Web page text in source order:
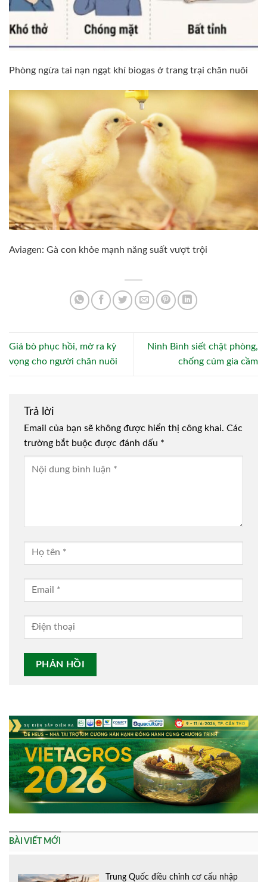
Phòng ngừa tai nạn ngạt khí biogas ở trang trại chăn nuôi
Aviagen: Gà con khỏe mạnh năng suất vượt trội
Giá bò phục hồi, mở ra kỳ
vọng cho người chăn nuôi
Ninh Bình siết chặt phòng,
chống cúm gia cầm
Trả lời
Email của bạn sẽ không được hiển thị công khai. Các
trường bắt buộc được đánh dấu *
BÀI VIẾT MỚI
Trung Quốc điều chỉnh cơ cấu nhập